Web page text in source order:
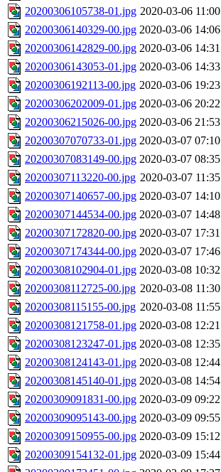
20200306105738-01.jpg 2020-03-06 11:00
20200306140329-00.jpg 2020-03-06 14:06
20200306142829-00.jpg 2020-03-06 14:31
20200306143053-01.jpg 2020-03-06 14:33
20200306192113-00.jpg 2020-03-06 19:23
20200306202009-01.jpg 2020-03-06 20:22
20200306215026-00.jpg 2020-03-06 21:53
20200307070733-01.jpg 2020-03-07 07:10
20200307083149-00.jpg 2020-03-07 08:35
20200307113220-00.jpg 2020-03-07 11:35
20200307140657-00.jpg 2020-03-07 14:10
20200307144534-00.jpg 2020-03-07 14:48
20200307172820-00.jpg 2020-03-07 17:31
20200307174344-00.jpg 2020-03-07 17:46
20200308102904-01.jpg 2020-03-08 10:32
20200308112725-00.jpg 2020-03-08 11:30
20200308115155-00.jpg 2020-03-08 11:55
20200308121758-01.jpg 2020-03-08 12:21
20200308123247-01.jpg 2020-03-08 12:35
20200308124143-01.jpg 2020-03-08 12:44
20200308145140-01.jpg 2020-03-08 14:54
20200309091831-00.jpg 2020-03-09 09:22
20200309095143-00.jpg 2020-03-09 09:55
20200309150955-00.jpg 2020-03-09 15:12
20200309154132-01.jpg 2020-03-09 15:44